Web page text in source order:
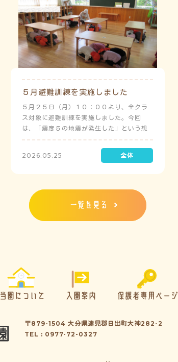
５月避難訓練を実施しました
５月２５日（月）１０：００より、全クラ
ス対象に避難訓練を実施しました。今回
は、「震度５の地震が発生した」という想
定で実施し、園児たちが職員の指示に従い
訓練に取り組みました。前庭（駐車場）に
全体集合をして人数確認をした後、各クラ
難することを想定（敷地面積が広いため）
しており、地震時の避難対応マニュアルの
作成を行政より免除されています。また、
2026.05.25
一覧を見る
当園について 入園案内 保護者専用ページ
〒879-1504 大分県速見郡日出町大神282-2
TEL : 0977-72-0327